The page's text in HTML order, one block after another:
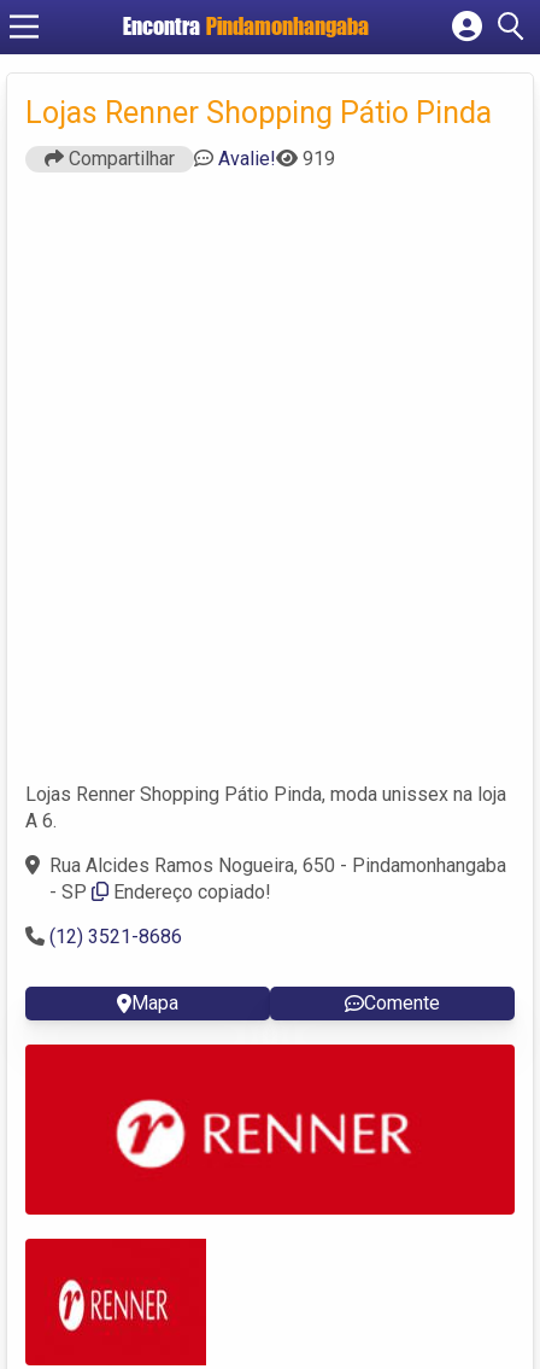
Encontra Pindamonhangaba
Cadastrar empresa
Criar conta
Lojas Renner Shopping Pátio Pinda
Compartilhar Avalie! 919
Lojas Renner Shopping Pátio Pinda, moda unissex na loja
A 6.
Rua Alcides Ramos Nogueira, 650 - Pindamonhangaba
- SP
Endereço copiado!
(12) 3521-8686
Mapa Comente